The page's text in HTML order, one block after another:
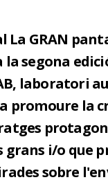
La GRAN
la segona
laboratori
promoure la
grans i/o que
sobre